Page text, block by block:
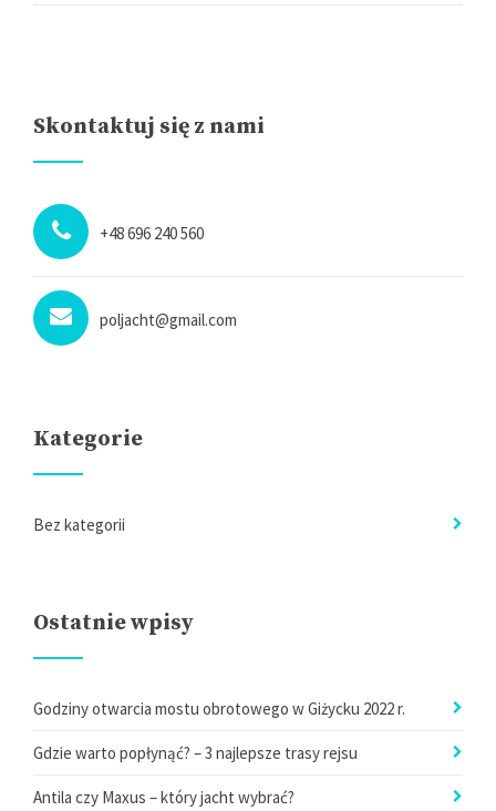
Skontaktuj się z nami
+48 696 240 560
poljacht@gmail.com
Kategorie
Bez kategorii
Ostatnie wpisy
Godziny otwarcia mostu obrotowego w Giżycku 2022 r.
Gdzie warto popłynąć? – 3 najlepsze trasy rejsu
Antila czy Maxus – który jacht wybrać?